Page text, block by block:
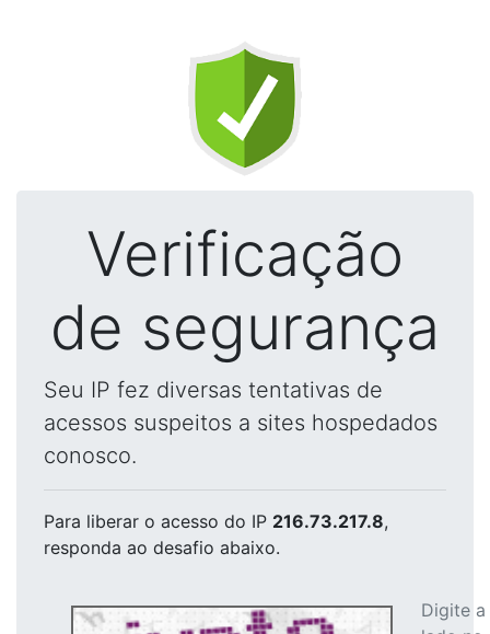
Verificação
de segurança
Seu IP fez diversas tentativas de
acessos suspeitos a sites hospedados
conosco.
Para liberar o acesso do IP 216.73.217.8,
responda ao desafio abaixo.
Digite